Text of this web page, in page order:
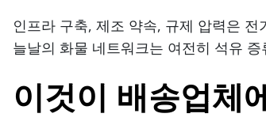
인프라 구축, 제조 약속, 규제 압력은
늘날의 화물 네트워크는 여전히 석유
이것이 배송업체